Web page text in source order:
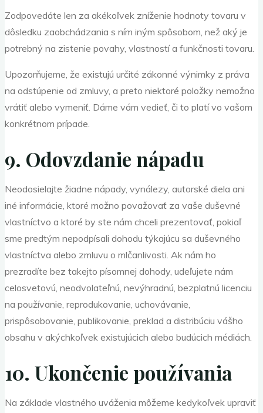
Zodpovedáte len za akékoľvek zníženie hodnoty tovaru v
dôsledku zaobchádzania s ním iným spôsobom, než aký je
potrebný na zistenie povahy, vlastností a funkčnosti tovaru.
Upozorňujeme, že existujú určité zákonné výnimky z práva
na odstúpenie od zmluvy, a preto niektoré položky nemožno
vrátiť alebo vymeniť. Dáme vám vedieť, či to platí vo vašom
konkrétnom prípade.
9. Odovzdanie nápadu
Neodosielajte žiadne nápady, vynálezy, autorské diela ani
iné informácie, ktoré možno považovať za vaše duševné
vlastníctvo a ktoré by ste nám chceli prezentovať, pokiaľ
sme predtým nepodpísali dohodu týkajúcu sa duševného
vlastníctva alebo zmluvu o mlčanlivosti. Ak nám ho
prezradíte bez takejto písomnej dohody, udeľujete nám
celosvetovú, neodvolateľnú, nevýhradnú, bezplatnú licenciu
na používanie, reprodukovanie, uchovávanie,
prispôsobovanie, publikovanie, preklad a distribúciu vášho
obsahu v akýchkoľvek existujúcich alebo budúcich médiách.
10. Ukončenie používania
Na základe vlastného uváženia môžeme kedykoľvek upraviť